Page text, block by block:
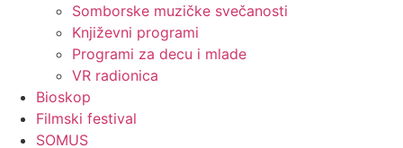
Somborske muzičke svečanosti
Književni programi
Programi za decu i mlade
VR radionica
Bioskop
Filmski festival
SOMUS